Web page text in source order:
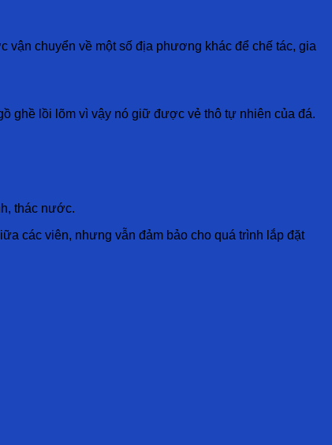
chuyển về một số địa phương khác để chế tác, gia
ghề lồi lõm vì vậy nó giữ được vẻ thô tự nhiên của đá.
thác nước.
các viên, nhưng vẫn đảm bảo cho quá trình lắp đặt